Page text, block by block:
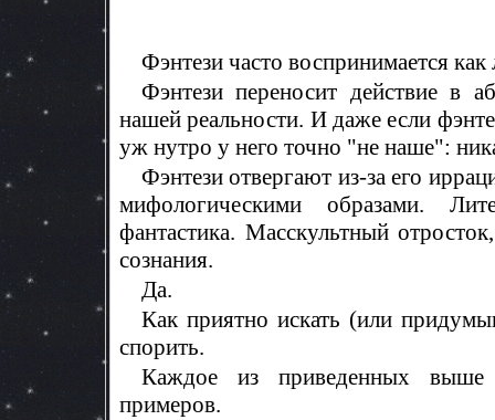
Фэнтези часто воспринимается
Фэнтези переносит действие в
нашей реальности. И даже если
уж нутро у него точно "не наше":
Фэнтези отвергают из-за его
мифологическими образами.
фантастика. Масскультный
сознания.
Да.
Как приятно искать (или
спорить.
Каждое из приведенных выше
примеров.